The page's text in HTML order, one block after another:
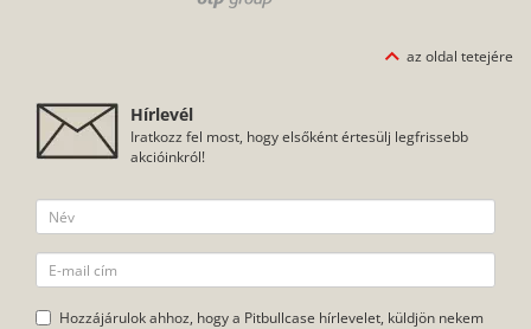
az oldal tetejére
Hírlevél
Iratkozz fel most, hogy elsőként értesülj legfrissebb
akcióinkról!
Hozzájárulok ahhoz, hogy a Pitbullcase hírlevelet, küldjön nekem